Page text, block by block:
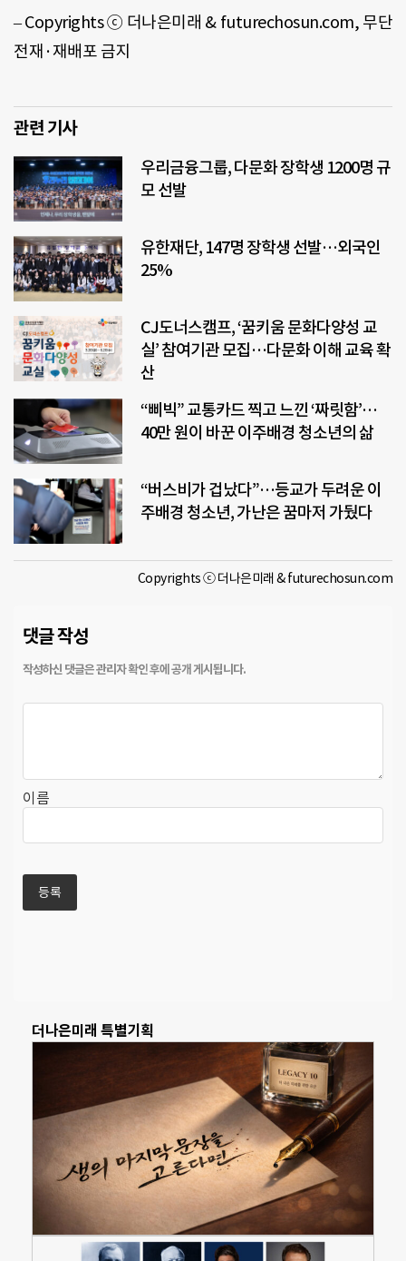
– Copyrights ⓒ 더나은미래 & futurechosun.com, 무단
전재·재배포 금지
관련 기사
우리금융그룹, 다문화 장학생 1200명 규
모 선발
유한재단, 147명 장학생 선발…외국인
25%
CJ도너스캠프, ‘꿈키움 문화다양성 교
실’ 참여기관 모집…다문화 이해 교육 확
산
“삐빅” 교통카드 찍고 느낀 ‘짜릿함’…
40만 원이 바꾼 이주배경 청소년의 삶
“버스비가 겁났다”…등교가 두려운 이
주배경 청소년, 가난은 꿈마저 가뒀다
Copyrights ⓒ 더나은미래 & futurechosun.com
댓글 작성
이름
더나은미래 특별기획